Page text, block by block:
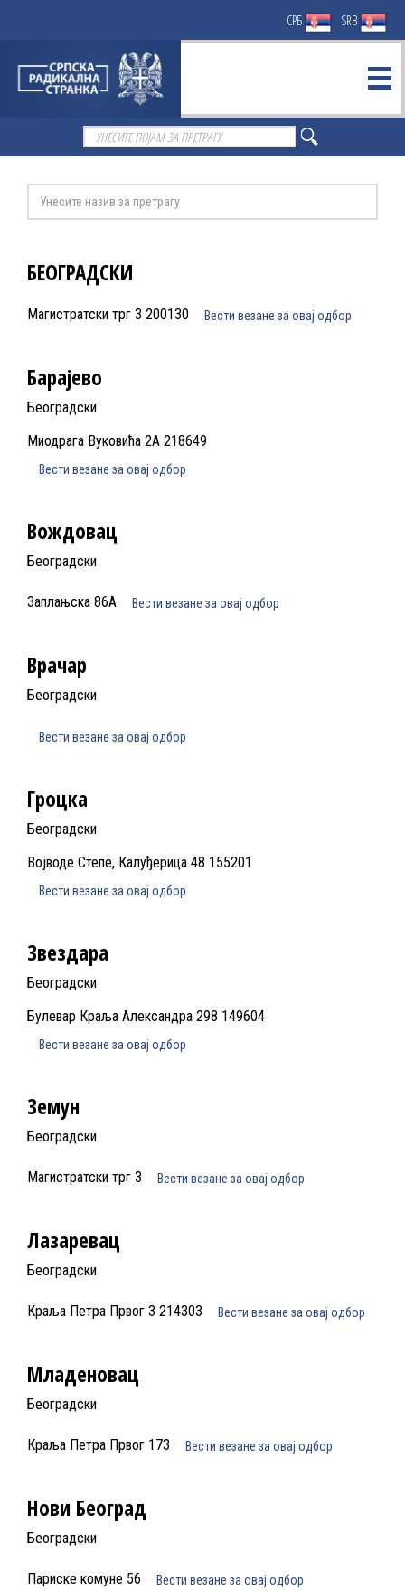
СРБ SRB
БЕОГРАДСКИ
Магистратски трг 3 200130 Вести везане за овај одбор
Барајево
Београдски
Миодрага Вуковића 2А 218649
Вести везане за овај одбор
Вождовац
Београдски
Заплањска 86А Вести везане за овај одбор
Врачар
Београдски
Вести везане за овај одбор
Гроцка
Београдски
Војводе Степе, Калуђерица 48 155201
Вести везане за овај одбор
Звездара
Београдски
Булевар Краља Александра 298 149604
Вести везане за овај одбор
Земун
Београдски
Магистратски трг 3 Вести везане за овај одбор
Лазаревац
Београдски
Краља Петра Првог 3 214303 Вести везане за овај одбор
Младеновац
Београдски
Краља Петра Првог 173 Вести везане за овај одбор
Нови Београд
Београдски
Париске комуне 56 Вести везане за овај одбор